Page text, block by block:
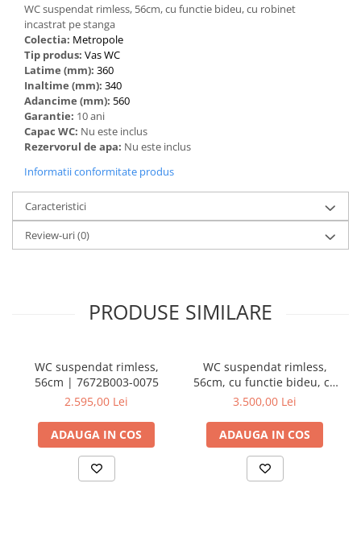
WC suspendat rimless, 56cm, cu functie bideu, cu robinet
incastrat pe stanga
Colectia: Metropole
Tip produs: Vas WC
Latime (mm): 360
Inaltime (mm): 340
Adancime (mm): 560
Garantie: 10 ani
Capac WC: Nu este inclus
Rezervorul de apa: Nu este inclus
Informatii conformitate produs
Caracteristici
Review-uri(0)
PRODUSE SIMILARE
WC suspendat rimless,
56cm | 7672B003-0075
2.595,00 Lei
ADAUGA IN COS
WC suspendat rimless,
56cm, cu functie bideu, cu
robinet incastrat pe stanga,
cleaner | 7672B003-1687
3.500,00 Lei
ADAUGA IN COS